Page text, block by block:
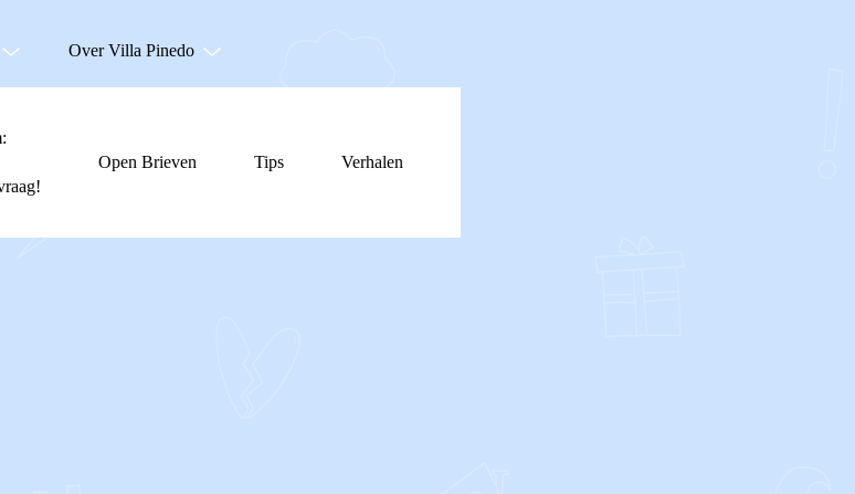
Over Villa Pinedo
Open Brieven Tips Verhalen